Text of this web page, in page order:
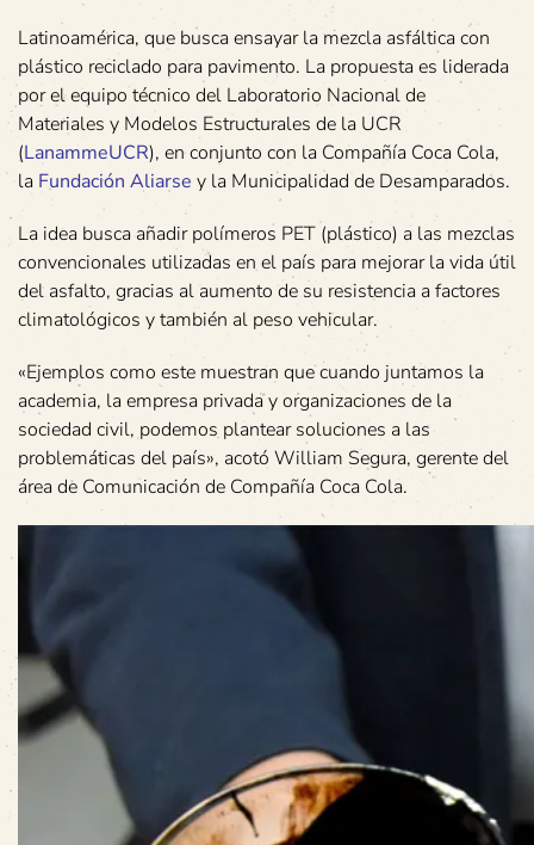
Latinoamérica, que busca ensayar la mezcla asfáltica con
plástico reciclado para pavimento. La propuesta es liderada
por el equipo técnico del Laboratorio Nacional de
Materiales y Modelos Estructurales de la UCR
(LanammeUCR), en conjunto con la Compañía Coca Cola,
la Fundación Aliarse y la Municipalidad de Desamparados.
La idea busca añadir polímeros PET (plástico) a las mezclas
convencionales utilizadas en el país para mejorar la vida útil
del asfalto, gracias al aumento de su resistencia a factores
climatológicos y también al peso vehicular.
«Ejemplos como este muestran que cuando juntamos la
academia, la empresa privada y organizaciones de la
sociedad civil, podemos plantear soluciones a las
problemáticas del país», acotó William Segura, gerente del
área de Comunicación de Compañía Coca Cola.